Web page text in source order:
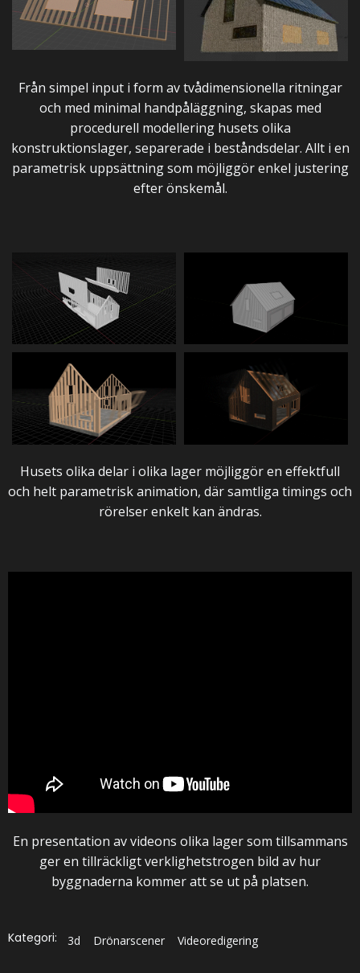
Från simpel input i form av tvådimensionella ritningar
och med minimal handpåläggning, skapas med
procedurell modellering husets olika
konstruktionslager, separerade i beståndsdelar. Allt i en
parametrisk uppsättning som möjliggör enkel justering
efter önskemål.
Husets olika delar i olika lager möjliggör en effektfull
och helt parametrisk animation, där samtliga timings och
rörelser enkelt kan ändras.
En presentation av videons olika lager som tillsammans
ger en tillräckligt verklighetstrogen bild av hur
byggnaderna kommer att se ut på platsen.
Kategori: 3d Drönarscener Videoredigering